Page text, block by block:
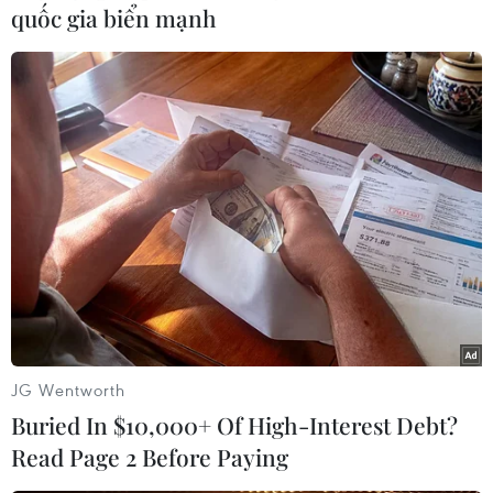
(TTXVN/Vietnam+)
#hải sản #Tàu cá #Đóng mới tàu cá
#Tàu vỏ thép
#Ngư dân Việt Nam
quốc gia biển mạnh
JG Wentworth
Buried In $10,000+ Of High-Interest Debt?
Read Page 2 Before Paying